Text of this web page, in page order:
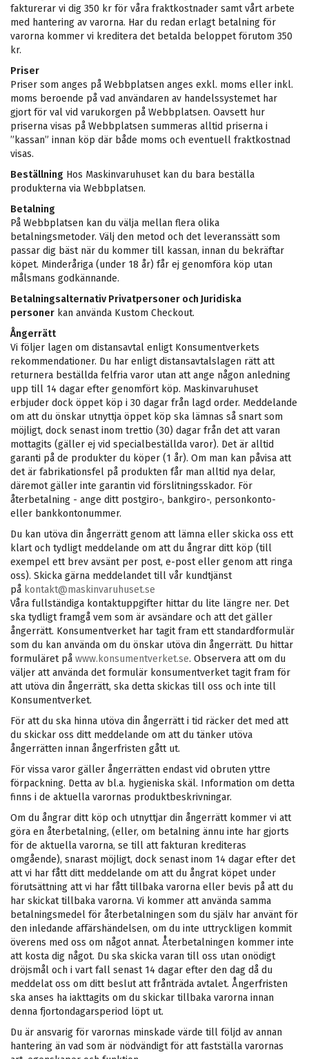
fakturerar vi dig 350 kr för våra fraktkostnader samt vårt arbete
med hantering av varorna. Har du redan erlagt betalning för
varorna kommer vi kreditera det betalda beloppet förutom 350
kr.
Priser
Priser som anges på Webbplatsen anges exkl. moms eller inkl.
moms beroende på vad användaren av handelssystemet har
gjort för val vid varukorgen på Webbplatsen. Oavsett hur
priserna visas på Webbplatsen summeras alltid priserna i
”kassan” innan köp där både moms och eventuell fraktkostnad
visas.
Beställning Hos Maskinvaruhuset kan du bara beställa
produkterna via Webbplatsen.
Betalning
På Webbplatsen kan du välja mellan flera olika
betalningsmetoder. Välj den metod och det leveranssätt som
passar dig bäst när du kommer till kassan, innan du bekräftar
köpet. Minderåriga (under 18 år) får ej genomföra köp utan
målsmans godkännande.
Betalningsalternativ Privatpersoner och Juridiska
personer kan använda Kustom Checkout.
Ångerrätt
Vi följer lagen om distansavtal enligt Konsumentverkets
rekommendationer. Du har enligt distansavtalslagen rätt att
returnera beställda felfria varor utan att ange någon anledning
upp till 14 dagar efter genomfört köp. Maskinvaruhuset
erbjuder dock öppet köp i 30 dagar från lagd order. Meddelande
om att du önskar utnyttja öppet köp ska lämnas så snart som
möjligt, dock senast inom trettio (30) dagar från det att varan
mottagits (gäller ej vid specialbeställda varor). Det är alltid
garanti på de produkter du köper (1 år). Om man kan påvisa att
det är fabrikationsfel på produkten får man alltid nya delar,
däremot gäller inte garantin vid förslitningsskador. För
återbetalning - ange ditt postgiro-, bankgiro-, personkonto-
eller bankkontonummer.
Du kan utöva din ångerrätt genom att lämna eller skicka oss ett
klart och tydligt meddelande om att du ångrar ditt köp (till
exempel ett brev avsänt per post, e-post eller genom att ringa
oss). Skicka gärna meddelandet till vår kundtjänst
på kontakt@maskinvaruhuset.se
Våra fullständiga kontaktuppgifter hittar du lite längre ner. Det
ska tydligt framgå vem som är avsändare och att det gäller
ångerrätt. Konsumentverket har tagit fram ett standardformulär
som du kan använda om du önskar utöva din ångerrätt. Du hittar
formuläret på www.konsumentverket.se. Observera att om du
väljer att använda det formulär konsumentverket tagit fram för
att utöva din ångerrätt, ska detta skickas till oss och inte till
Konsumentverket.
För att du ska hinna utöva din ångerrätt i tid räcker det med att
du skickar oss ditt meddelande om att du tänker utöva
ångerrätten innan ångerfristen gått ut.
För vissa varor gäller ångerrätten endast vid obruten yttre
förpackning. Detta av bl.a. hygieniska skäl. Information om detta
finns i de aktuella varornas produktbeskrivningar.
Om du ångrar ditt köp och utnyttjar din ångerrätt kommer vi att
göra en återbetalning, (eller, om betalning ännu inte har gjorts
för de aktuella varorna, se till att fakturan krediteras
omgående), snarast möjligt, dock senast inom 14 dagar efter det
att vi har fått ditt meddelande om att du ångrat köpet under
förutsättning att vi har fått tillbaka varorna eller bevis på att du
har skickat tillbaka varorna. Vi kommer att använda samma
betalningsmedel för återbetalningen som du själv har använt för
den inledande affärshändelsen, om du inte uttryckligen kommit
överens med oss om något annat. Återbetalningen kommer inte
att kosta dig något. Du ska skicka varan till oss utan onödigt
dröjsmål och i vart fall senast 14 dagar efter den dag då du
meddelat oss om ditt beslut att frånträda avtalet. Ångerfristen
ska anses ha iakttagits om du skickar tillbaka varorna innan
denna fjortondagarsperiod löpt ut.
Du är ansvarig för varornas minskade värde till följd av annan
hantering än vad som är nödvändigt för att fastställa varornas